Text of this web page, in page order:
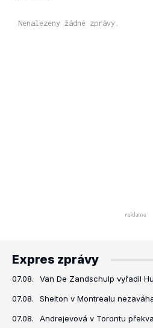
Nenalezeny žádné zprávy.
Expres zprávy
07.08. Van De Zandschulp vyřadil
07.08. Shelton v Montrealu
07.08. Andrejevová v Torontu